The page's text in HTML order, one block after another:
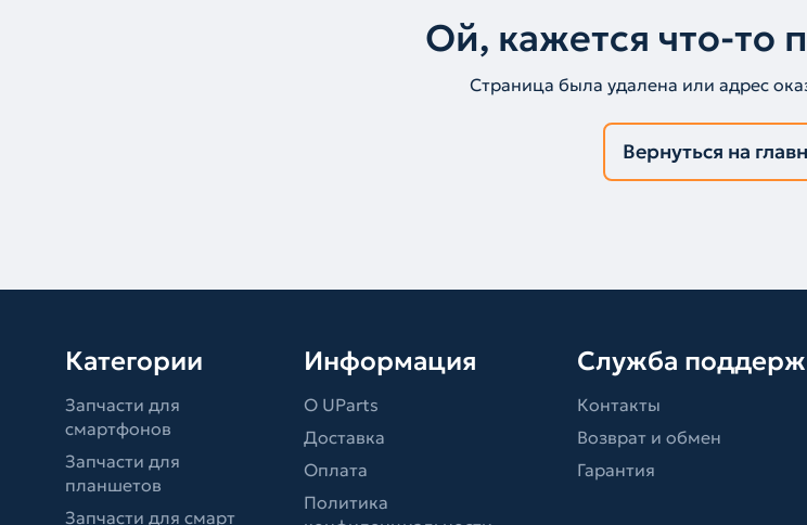
Ой, кажется что-то
Страница была удалена или адрес
Вернуться на
Категории
Запчасти для
смартфонов
Запчасти для
планшетов
Запчасти для смарт
Информация
О UParts
Доставка
Оплата
Политика
Служба
Контакты
Возврат и обмен
Гарантия